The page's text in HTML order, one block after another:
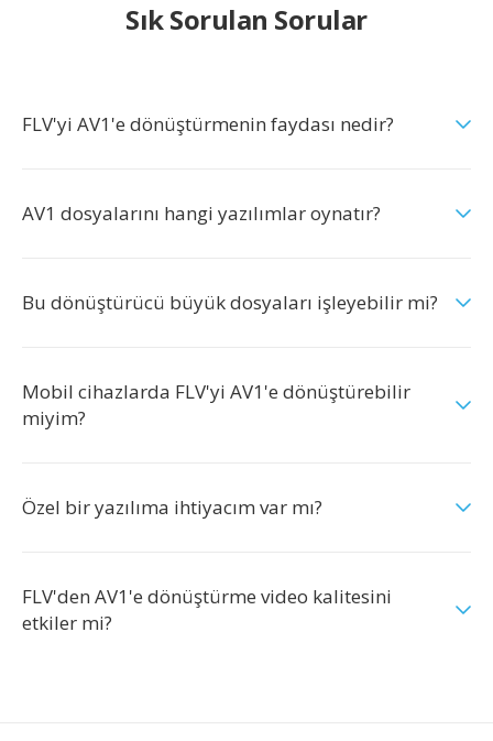
Sık Sorulan Sorular
FLV'yi AV1'e dönüştürmenin faydası nedir?
AV1 dosyalarını hangi yazılımlar oynatır?
Bu dönüştürücü büyük dosyaları işleyebilir mi?
Mobil cihazlarda FLV'yi AV1'e dönüştürebilir
miyim?
Özel bir yazılıma ihtiyacım var mı?
FLV'den AV1'e dönüştürme video kalitesini
etkiler mi?